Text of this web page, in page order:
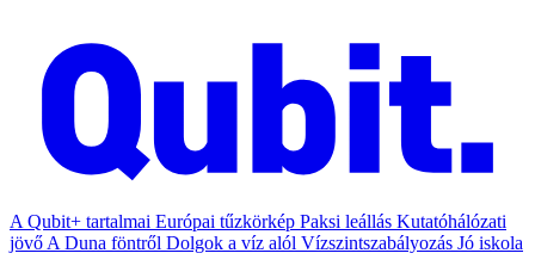
A Qubit+ tartalmai Európai tűzkörkép Paksi leállás Kutatóhálózati
jövő A Duna föntről Dolgok a víz alól Vízszintszabályozás Jó iskola